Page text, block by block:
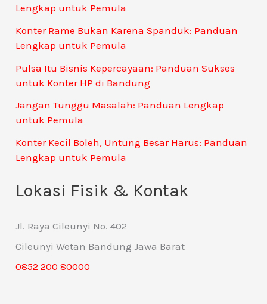
Lengkap untuk Pemula
Konter Rame Bukan Karena Spanduk: Panduan
Lengkap untuk Pemula
Pulsa Itu Bisnis Kepercayaan: Panduan Sukses
untuk Konter HP di Bandung
Jangan Tunggu Masalah: Panduan Lengkap
untuk Pemula
Konter Kecil Boleh, Untung Besar Harus: Panduan
Lengkap untuk Pemula
Lokasi Fisik & Kontak
Jl. Raya Cileunyi No. 402
Cileunyi Wetan Bandung Jawa Barat
0852 200 80000